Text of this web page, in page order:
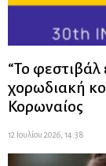
“Το φεστιβάλ
χορωδιακή
Κορωναίος
12 Ιουλίου 2026, 14:38